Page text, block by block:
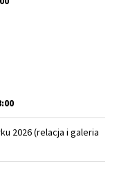
2026 (relacja i galeria